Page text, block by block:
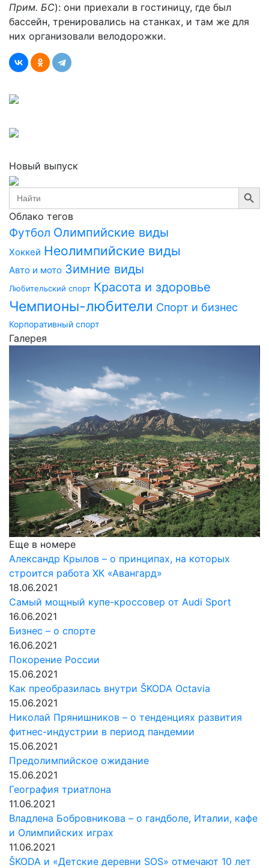
Прим. БС): они приехали в гостиницу, где был
бассейн, тренировались на станках, и там же для
них организовали велодорожки.
Новый выпуск
Search
for:
Search Button
Облако тегов
Футбол Олимпийские виды
Хоккей Неолимпийские виды
Авто и мото Зимние виды
Любительский спорт Красота и здоровье
Чемпионы-любители Спорт и бизнес
Корпоративный спорт
Галерея
Еще в номере
Александр Крылов – о принципах, на которых
строится работа ХК «Авангард»
18.06.2021
Самый мощный купе-кроссовер от Audi Sport
16.06.2021
Бизнес – о спорте
16.06.2021
Покорение России
15.06.2021
Как преобразилась внутри ŠKODA Oсtavia
15.06.2021
Николай Прянишников – о тенденциях развития
фитнес-индустрии в период пандемии
15.06.2021
Предолимпийское ожидание
15.06.2021
География триатлона
11.06.2021
Владлена Бобровникова – о гандболе, Италии, кафе
и Олимпийских играх
11.06.2021
ŠKODA и «Детские деревни SOS» отмечают 10 лет